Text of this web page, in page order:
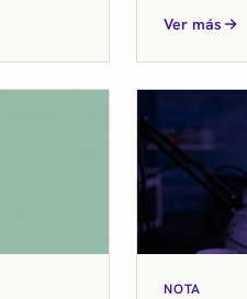
Ver más
NOTA